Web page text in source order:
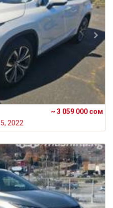
~ 3 059 000 сом
2022